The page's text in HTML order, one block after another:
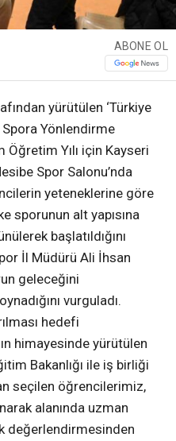
ABONE OL
yürütülen ‘Türkiye
Yönlendirme
Öğretim Yılı için Kayseri
Spor Salonu’nda
yeteneklerine göre
sporunun alt yapısına
başlatıldığını
İl Müdürü Ali İhsan
geleceğini
vurguladı.
hedefi
himayesinde yürütülen
Bakanlığı ile iş birliği
seçilen öğrencilerimiz,
alanında uzman
değerlendirmesinden